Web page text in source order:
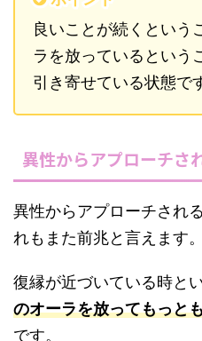
良いことが続くという
ラを放っているという
引き寄せている状態で
異性からアプローチさ
異性からアプローチされ
れもまた前兆と言えます。
復縁が近づいている時と
のオーラを放ってもっと
です。